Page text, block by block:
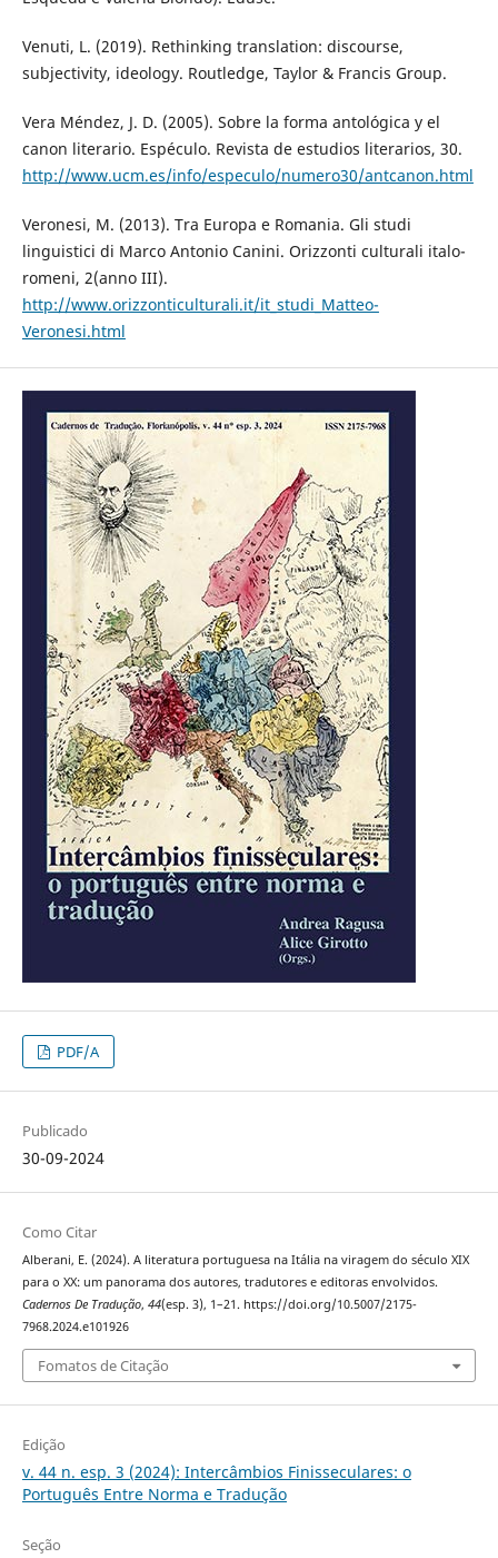
Venuti, L. (2019). Rethinking translation: discourse,
subjectivity, ideology. Routledge, Taylor & Francis Group.
Vera Méndez, J. D. (2005). Sobre la forma antológica y el
canon literario. Espéculo. Revista de estudios literarios, 30.
http://www.ucm.es/info/especulo/numero30/antcanon.html
Veronesi, M. (2013). Tra Europa e Romania. Gli studi
linguistici di Marco Antonio Canini. Orizzonti culturali italo-
romeni, 2(anno III).
http://www.orizzonticulturali.it/it_studi_Matteo-
Veronesi.html
PDF/A
Publicado
30-09-2024
Como Citar
Alberani, E. (2024). A literatura portuguesa na Itália na viragem do século XIX
para o XX: um panorama dos autores, tradutores e editoras envolvidos.
Cadernos De Tradução, 44(esp. 3), 1–21. https://doi.org/10.5007/2175-
7968.2024.e101926
Fomatos de Citação
Edição
v. 44 n. esp. 3 (2024): Intercâmbios Finisseculares: o
Português Entre Norma e Tradução
Seção